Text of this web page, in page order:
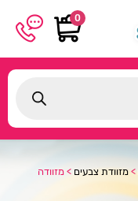
0
> מזוודת צבעים > מזוודה